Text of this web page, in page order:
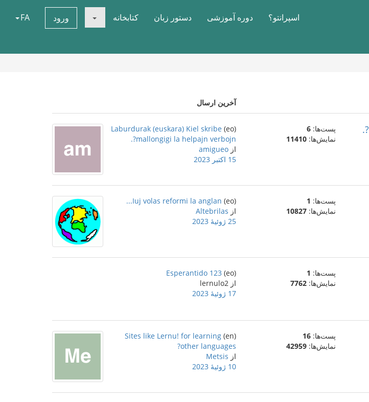
اسپرانتو؟ دوره آموزشی دستور زبان کتابخانه ورود FA
آخرین ارسال
پست‌ها: 6
نمایش‌ها: 11410
(eo)
Laburdurak (euskara) Kiel skribe
mallongigi la helpajn verbojn?.
از amigueo
15 اکتبر 2023
پست‌ها: 1
نمایش‌ها: 10827
(eo)
Iuj volas reformi la anglan...
از Altebrilas
25 ژوئیهٔ 2023
پست‌ها: 1
نمایش‌ها: 7762
(eo)
Esperantido 123
از lernulo2
17 ژوئیهٔ 2023
پست‌ها: 16
نمایش‌ها: 42959
(en)
Sites like Lernu! for learning
other languages?
از Metsis
10 ژوئیهٔ 2023